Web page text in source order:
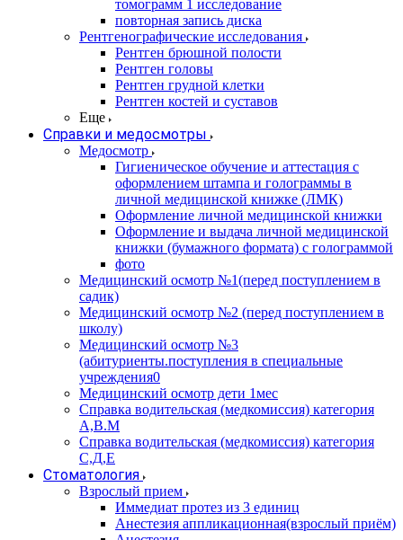
томограмм 1 исследование
повторная запись диска
Рентгенографические исследования
Рентген брюшной полости
Рентген головы
Рентген грудной клетки
Рентген костей и суставов
Еще
Справки и медосмотры
Медосмотр
Гигиеническое обучение и аттестация с
оформлением штампа и голограммы в
личной медицинской книжке (ЛМК)
Оформление личной медицинской книжки
Оформление и выдача личной медицинской
книжки (бумажного формата) с голограммой
фото
Медицинский осмотр №1(перед поступлением в
садик)
Медицинский осмотр №2 (перед поступлением в
школу)
Медицинский осмотр №3
(абитуриенты.поступления в специальные
учреждения0
Медицинский осмотр дети 1мес
Справка водительская (медкомиссия) категория
А,В.М
Справка водительская (медкомиссия) категория
С,Д,Е
Стоматология
Взрослый прием
Иммедиат протез из 3 единиц
Анестезия аппликационная(взрослый приём)